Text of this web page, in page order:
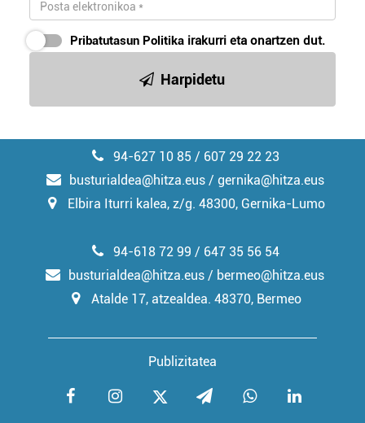
Pribatutasun Politika irakurri eta onartzen dut.
Harpidetu
94-627 10 85 / 607 29 22 23
busturialdea@hitza.eus / gernika@hitza.eus
Elbira Iturri kalea, z/g. 48300, Gernika-Lumo
Publizitatea
94-618 72 99 / 647 35 56 54
busturialdea@hitza.eus / bermeo@hitza.eus
Atalde 17, atzealdea. 48370, Bermeo